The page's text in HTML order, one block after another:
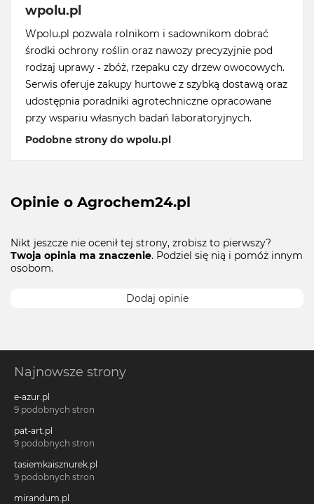
wpolu.pl
Wpolu.pl pozwala rolnikom i sadownikom dobrać
środki ochrony roślin oraz nawozy precyzyjnie pod
rodzaj uprawy - zbóż, rzepaku czy drzew owocowych.
Serwis oferuje zakupy hurtowe z szybką dostawą oraz
udostępnia poradniki agrotechniczne opracowane
przy wspariu własnych badań laboratoryjnych.
Podobne strony do wpolu.pl
Opinie o Agrochem24.pl
Nikt jeszcze nie ocenił tej strony, zrobisz to pierwszy?
Twoja opinia ma znaczenie. Podziel się nią i pomóż innym
osobom.
Dodaj opinie
Najnowsze strony
e-azur.pl
9 podobnych stron
pat-art.pl
9 podobnych stron
tasiemkaisznurek.pl
9 podobnych stron
mirandum.pl